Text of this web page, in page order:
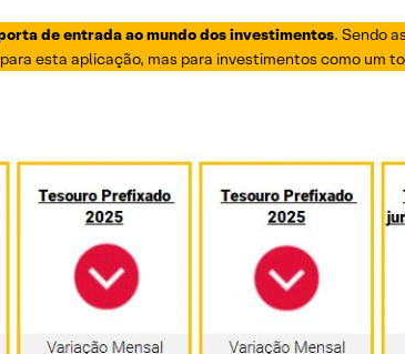
de entrada ao mundo dos investimentos. Sendo
esta aplicação, mas para investimentos como um